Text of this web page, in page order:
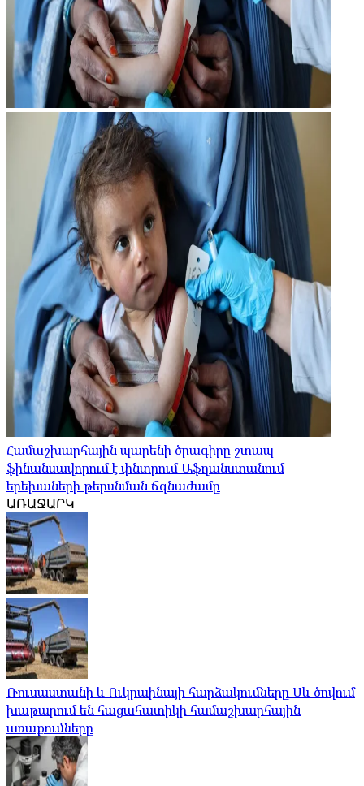
Համաշխարհային պարենի ծրագիրը շտապ
ֆինանսավորում է փնտրում Աֆղանստանում
երեխաների թերսնման ճգնաժամը
ԱՌԱՋԱՐԿ
Ռուսաստանի և Ուկրաինայի հարձակումները Սև ծովում
խաթարում են հացահատիկի համաշխարհային
առաքումները